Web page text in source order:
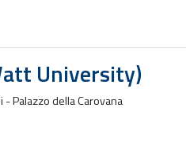
University)
Palazzo della Carovana